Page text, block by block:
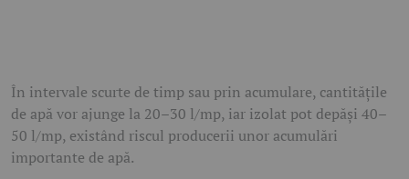
În intervale scurte de timp sau prin acumulare, cantitățile
de apă vor ajunge la 20–30 l/mp, iar izolat pot depăși 40–
50 l/mp, existând riscul producerii unor acumulări
importante de apă.